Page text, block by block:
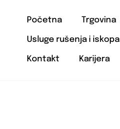
Početna Trgovina
Usluge rušenja i iskopa
Kontakt Karijera